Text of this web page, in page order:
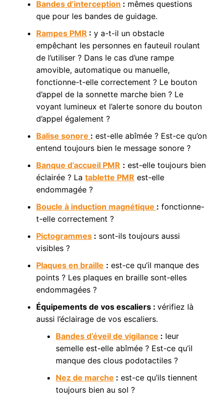
Bandes d’interception : mêmes questions
que pour les bandes de guidage.
Rampes PMR : y a-t-il un obstacle
empêchant les personnes en fauteuil roulant
de l’utiliser ? Dans le cas d’une rampe
amovible, automatique ou manuelle,
fonctionne-t-elle correctement ? Le bouton
d’appel de la sonnette marche bien ? Le
voyant lumineux et l’alerte sonore du bouton
d’appel également ?
Balise sonore : est-elle abîmée ? Est-ce qu’on
entend toujours bien le message sonore ?
Banque d’accueil PMR : est-elle toujours bien
éclairée ? La tablette PMR est-elle
endommagée ?
Boucle à induction magnétique : fonctionne-
t-elle correctement ?
Pictogrammes: sont-ils toujours aussi
visibles ?
Plaques en braille : est-ce qu’il manque des
points ? Les plaques en braille sont-elles
endommagées ?
Équipements de vos escaliers : vérifiez là
aussi l’éclairage de vos escaliers.
Bandes d’éveil de vigilance : leur
semelle est-elle abîmée ? Est-ce qu’il
manque des clous podotactiles ?
Nez de marche : est-ce qu’ils tiennent
toujours bien au sol ?